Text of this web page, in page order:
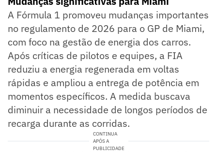
A Fórmula 1 promoveu mudanças importantes
no regulamento de 2026 para o GP de Miami,
com foco na gestão de energia dos carros.
Após críticas de pilotos e equipes, a FIA
reduziu a energia regenerada em voltas
rápidas e ampliou a entrega de potência em
momentos específicos. A medida buscava
diminuir a necessidade de longos períodos de
recarga durante as corridas.
CONTINUA
APÓS A
PUBLICIDADE